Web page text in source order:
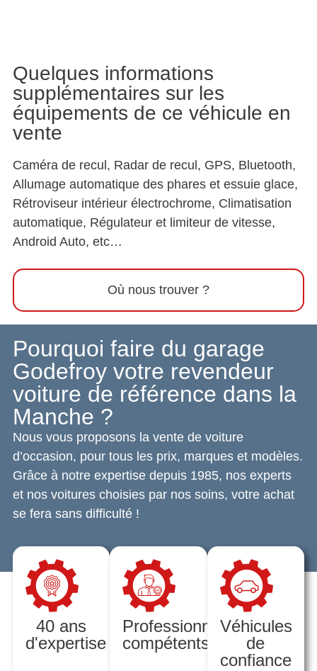
Où nous trouver ?
Quelques informations
supplémentaires sur les
équipements de ce véhicule en
vente
Caméra de recul, Radar de recul, GPS, Bluetooth,
Allumage automatique des phares et essuie glace,
Rétroviseur intérieur électrochrome, Climatisation
automatique, Régulateur et limiteur de vitesse,
Android Auto, etc…
Pourquoi faire du garage
Godefroy votre revendeur
voiture de référence dans la
Manche ?
Nous vous proposons la vente de voiture
d’occasion, pour tous les prix, marques et modèles.
Grâce à notre expertise depuis 1985, nos experts
et nos voitures choisies par nos soins, votre achat
se fera sans difficulté !
40 ans
d'expertise
Professionnels
compétents
Véhicules
de
confiance